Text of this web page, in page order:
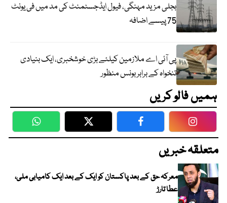
بجلی مزید مہنگی، فیول ایڈجسٹمنٹ کی مد میں فی یونٹ
75 پیسے اضافہ
پی آئی اے ملازمین کیلئے بڑی خوشخبری، ایک بنیادی
تنخواہ کے برابر بونس منظور
ہمیں فالو کریں
WhatsApp Twitter Facebook
متعلقہ خبریں
معرکہ حق کے بعد پاکستان کو ایک کے بعد ایک کامیابی ملی،
عطا تارڑ